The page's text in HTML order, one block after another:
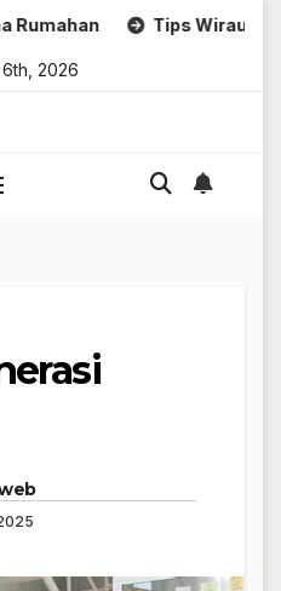
Tips Wirausaha
6th, 2026